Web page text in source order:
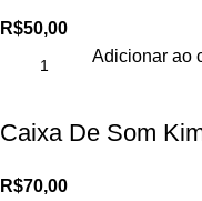
R$50,00
Adicionar ao
Caixa De Som
R$70,00